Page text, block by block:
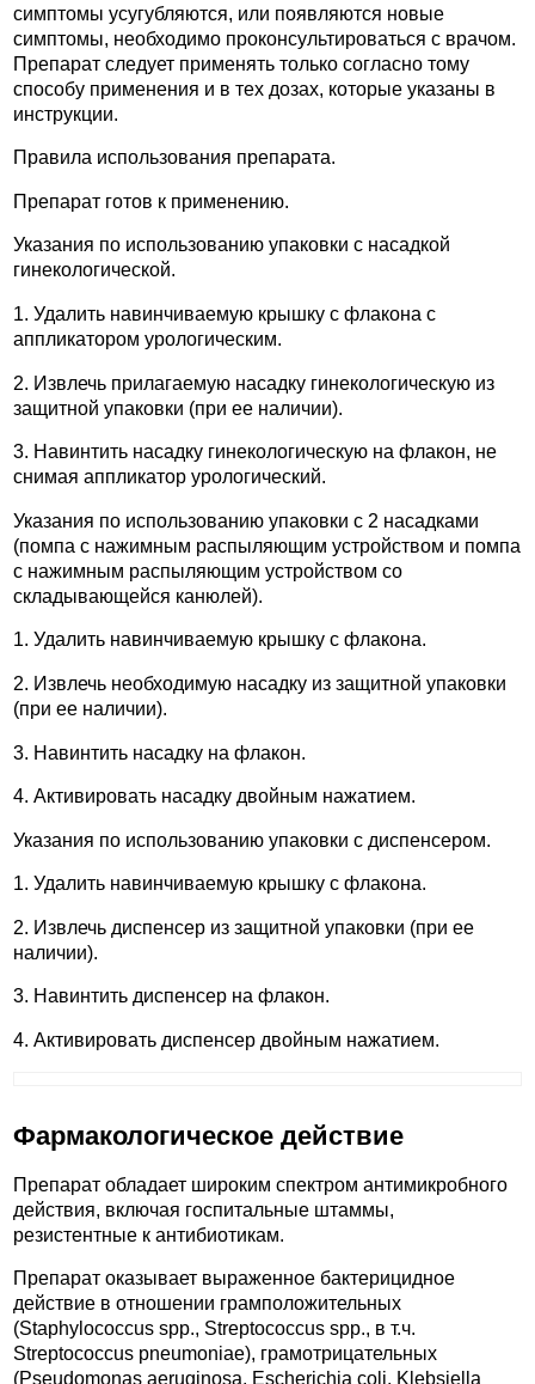
симптомы усугубляются, или появляются новые
симптомы, необходимо проконсультироваться с врачом.
Препарат следует применять только согласно тому
способу применения и в тех дозах, которые указаны в
инструкции.
Правила использования препарата.
Препарат готов к применению.
Указания по использованию упаковки с насадкой
гинекологической.
1. Удалить навинчиваемую крышку с флакона с
аппликатором урологическим.
2. Извлечь прилагаемую насадку гинекологическую из
защитной упаковки (при ее наличии).
3. Навинтить насадку гинекологическую на флакон, не
снимая аппликатор урологический.
Указания по использованию упаковки с 2 насадками
(помпа с нажимным распыляющим устройством и помпа
с нажимным распыляющим устройством со
складывающейся канюлей).
1. Удалить навинчиваемую крышку с флакона.
2. Извлечь необходимую насадку из защитной упаковки
(при ее наличии).
3. Навинтить насадку на флакон.
4. Активировать насадку двойным нажатием.
Указания по использованию упаковки с диспенсером.
1. Удалить навинчиваемую крышку с флакона.
2. Извлечь диспенсер из защитной упаковки (при ее
наличии).
3. Навинтить диспенсер на флакон.
4. Активировать диспенсер двойным нажатием.
Фармакологическое действие
Препарат обладает широким спектром антимикробного
действия, включая госпитальные штаммы,
резистентные к антибиотикам.
Препарат оказывает выраженное бактерицидное
действие в отношении грамположительных
(Staphylococcus spp., Streptococcus spp., в т.ч.
Streptococcus pneumoniae), грамотрицательных
(Pseudomonas aeruginosa, Escherichia coli, Klebsiella